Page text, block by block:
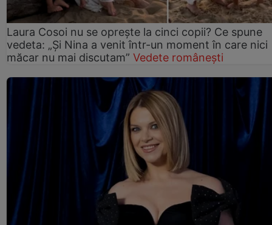
Laura Cosoi nu se oprește la cinci copii? Ce spune
vedeta: „Și Nina a venit într-un moment în care nici
măcar nu mai discutam” Vedete românești